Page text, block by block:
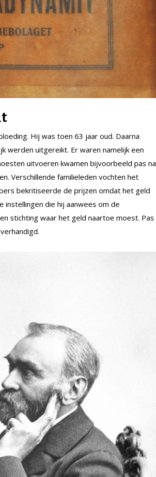
Hij was toen 63 jaar oud. Daarna
werden uitgereikt. Er waren namelijk een
uitvoeren kwamen bijvoorbeeld pas na
Verschillende familieleden vochten het
bekritiseerde de prijzen omdat het geld
die hij aanwees om de
stichting waar het geld naartoe moest. Pas